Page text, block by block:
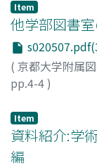
Item
他学部図書
( 京都大学附属
pp.4-4)
Item
資料紹介:学
編